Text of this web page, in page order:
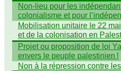
Non-lieu pour les
colonialisme et pour
Mobilisation unitaire le 22
et de la colonisation en
Projet ou proposition de loi
envers le peuple palestinien !
Non à la répression contre